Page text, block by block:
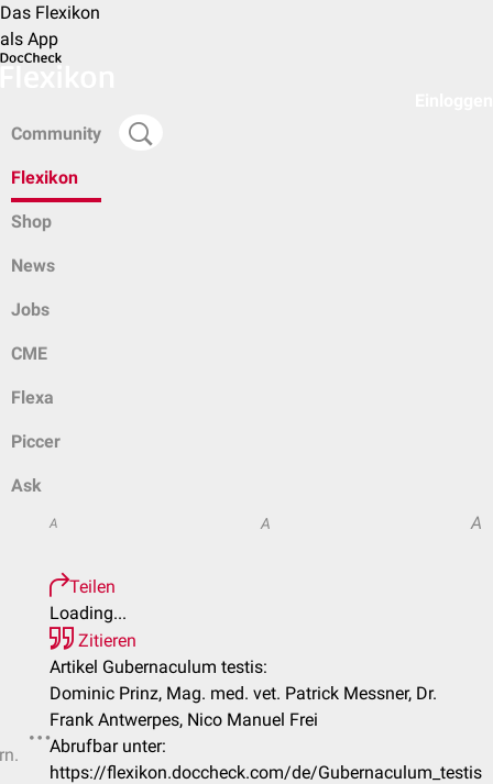
Das Flexikon
als App
Community
Flexikon
Shop
News
Jobs
CME
Flexa
Piccer
Ask
A A A
Teilen
Loading...
Zitieren
Artikel Gubernaculum testis:
Dominic Prinz, Mag. med. vet. Patrick Messner, Dr.
Frank Antwerpes, Nico Manuel Frei
Abrufbar unter:
https://flexikon.doccheck.com/de/Gubernaculum_testis